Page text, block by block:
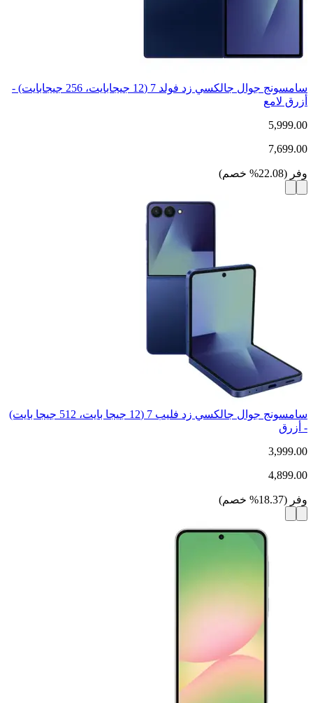
سامسونج جوال جالكسي زد فولد 7 (12 جيجابايت، 256 جيجابايت) -
أزرق لامع
5,999.00
7,699.00
وفر (
22.08
% خصم)
سامسونج جوال جالكسي زد فليب 7 (12 جيجا بايت، 512 جيجا بايت)
- أزرق
3,999.00
4,899.00
وفر (
18.37
% خصم)